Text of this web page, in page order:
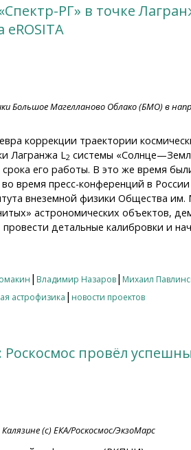
РГ» в точке
eROSITA
Большое Магелланово Облако (БМО) в
коррекции траектории
Лагранжа L2 системы
его работы. В это же время
время пресс-конференций в
внеземной физики Общества им.
астрономических объектов,
детальные калибровки и
| Владимир Назаров| Михаил
астрофизика | новости проектов
Роскосмос провёл
(с) ЕКА/Роскосмос/ЭкзоМарс